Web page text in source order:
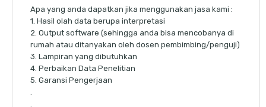
Apa yang anda dapatkan jika menggunakan jasa kami :
1. Hasil olah data berupa interpretasi
2. Output software (sehingga anda bisa mencobanya di
rumah atau ditanyakan oleh dosen pembimbing/penguji)
3. Lampiran yang dibutuhkan
4. Perbaikan Data Penelitian
5. Garansi Pengerjaan